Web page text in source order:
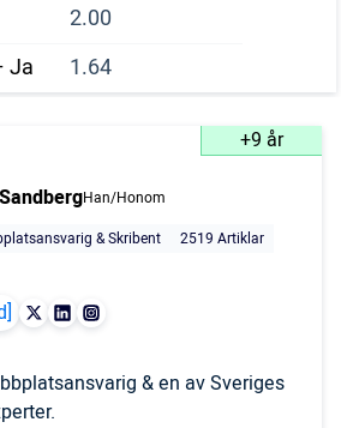
2.00
Ja
1.64
+9 år
Han/Honom
& Skribent
2519 Artiklar
& en av Sveriges